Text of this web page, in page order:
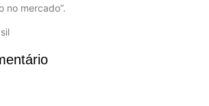
no mercado”.